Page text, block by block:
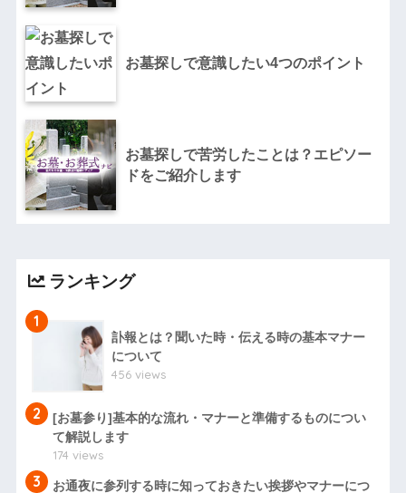
お墓探しで意識したい4つのポイント
お墓探しで苦労したことは？エピソー
ドをご紹介します
ランキング
1
訃報とは？聞いた時・伝える時の基本マナー
について
456 views
2
[お墓参り]基本的な流れ・マナーと準備するものについ
て解説します
174 views
3 お通夜に参列する時に知っておきたい挨拶やマナーにつ